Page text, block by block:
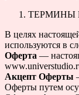
ТЕРМИНЫ
В целях
используются в
Оферта —
Акцепт Оферты
Оферты путем